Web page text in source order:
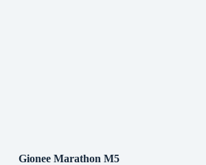
Gionee Marathon M5